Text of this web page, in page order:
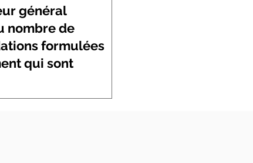
général
nombre de
formulées
qui sont